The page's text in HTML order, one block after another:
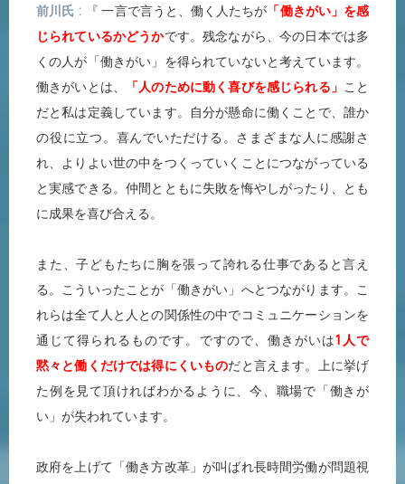
前川氏 『 一言で言うと、働く人たちが 「働きがい」を感
じられているかどうかです。残念ながら、今の日本では多
くの人が「働きがい」を得られていないと考えています。
働きがいとは、
「人のために動く喜びを感じられる」 こと
だと私は定義しています。自分が懸命に働くことで、誰か
の役に立つ。喜んでいただける。さまざまな人に感謝さ
れ、よりよい世の中をつくっていくことにつながっている
と実感できる。仲間とともに失敗を悔やしがったり、とも
に成果を喜び合える。
また、子どもたちに胸を張って誇れる仕事であると言え
る。こういったことが「働きがい」へとつながります。こ
れらは全て人と人との関係性の中でコミュニケーションを
通じて得られるものです。ですので、働きがいは1人で
黙々と働くだけでは得にくいものだと言えます。上に挙げ
た例を見て頂ければわかるように、今、職場で「働きが
い」が失われています。
政府を上げて「働き方改革」が叫ばれ長時間労働が問題視